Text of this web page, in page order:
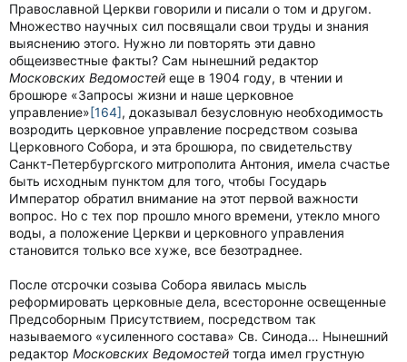
Православной Церкви говорили и писали о том и другом.
Множество научных сил посвящали свои труды и знания
выяснению этого. Нужно ли повторять эти давно
общеизвестные факты? Сам нынешний редактор
Московских Ведомостей еще в 1904 году, в чтении и
брошюре «Запросы жизни и наше церковное
управление»[164], доказывал безусловную необходимость
возродить церковное управление посредством созыва
Церковного Собора, и эта брошюра, по свидетельству
Санкт-Петербургского митрополита Антония, имела счастье
быть исходным пунктом для того, чтобы Государь
Император обратил внимание на этот первой важности
вопрос. Но с тех пор прошло много времени, утекло много
воды, а положение Церкви и церковного управления
становится только все хуже, все безотраднее.
После отсрочки созыва Собора явилась мысль
реформировать церковные дела, всесторонне освещенные
Предсоборным Присутствием, посредством так
называемого «усиленного состава» Св. Синода… Нынешний
редактор Московских Ведомостей тогда имел грустную